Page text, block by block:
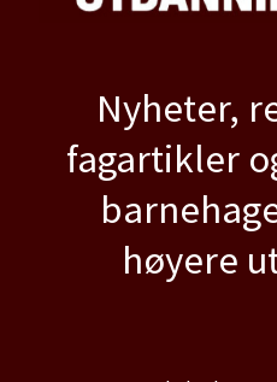
Nyheter,
fagartikler
høyere